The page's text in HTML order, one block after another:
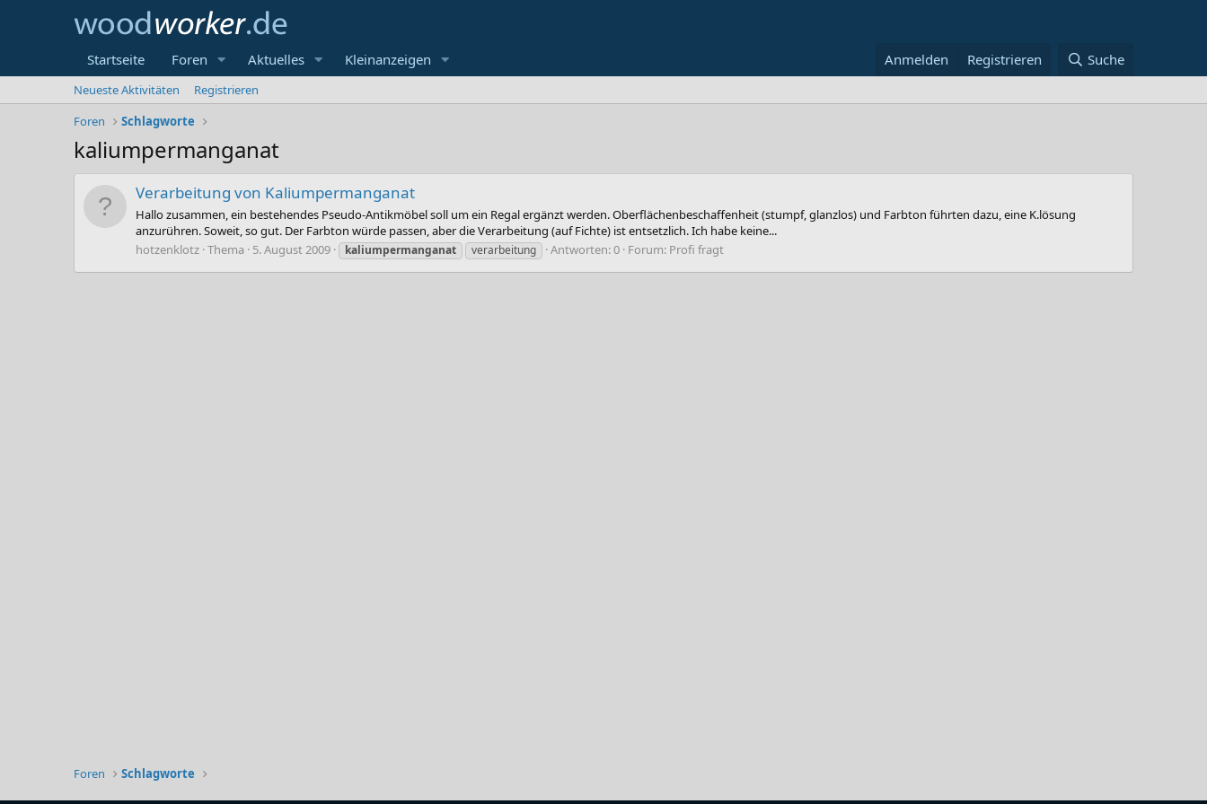
Startseite Foren Aktuelles Kleinanzeigen Anmelden Registrieren Suche
Neueste Aktivitäten
Registrieren
Foren
Schlagworte
kaliumpermanganat
Verarbeitung von Kaliumpermanganat
Hallo zusammen, ein bestehendes Pseudo-Antikmöbel soll um ein Regal ergänzt werden. Oberflächenbeschaffenheit (stumpf, glanzlos) und Farbton führten dazu, eine K.lösung
anzurühren. Soweit, so gut. Der Farbton würde passen, aber die Verarbeitung (auf Fichte) ist entsetzlich. Ich habe keine...
hotzenklotz Thema 5. August 2009 kaliumpermanganat verarbeitung Antworten: 0 Forum: Profi fragt
Foren Schlagworte